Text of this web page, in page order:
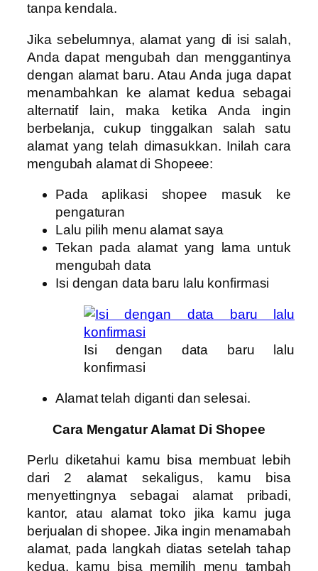
tanpa kendala.
Jika sebelumnya, alamat yang di isi salah,
Anda dapat mengubah dan menggantinya
dengan alamat baru. Atau Anda juga dapat
menambahkan ke alamat kedua sebagai
alternatif lain, maka ketika Anda ingin
berbelanja, cukup tinggalkan salah satu
alamat yang telah dimasukkan. Inilah cara
mengubah alamat di Shopeee:
Pada aplikasi shopee masuk ke
pengaturan
Lalu pilih menu alamat saya
Tekan pada alamat yang lama untuk
mengubah data
Isi dengan data baru lalu konfirmasi
Isi dengan data baru lalu
konfirmasi
Alamat telah diganti dan selesai.
Cara Mengatur Alamat Di Shopee
Perlu diketahui kamu bisa membuat lebih
dari 2 alamat sekaligus, kamu bisa
menyettingnya sebagai alamat pribadi,
kantor, atau alamat toko jika kamu juga
berjualan di shopee. Jika ingin menamabah
alamat, pada langkah diatas setelah tahap
kedua, kamu bisa memilih menu tambah